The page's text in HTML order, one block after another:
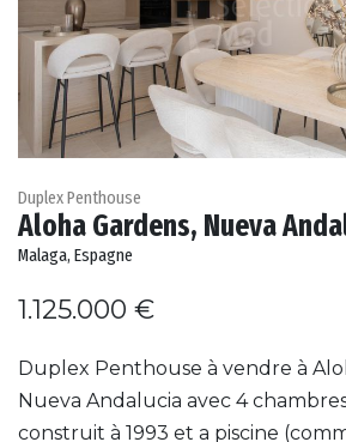
Duplex Penthouse
Aloha Gardens, Nueva
Malaga, Espagne
1.125.000 €
Duplex Penthouse à vendre à
Nueva Andalucia avec 4
construit à 1993 et a piscine